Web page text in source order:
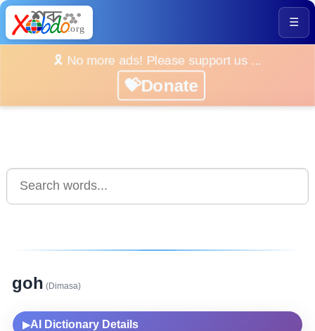
☰
🎗️ No more ads! Please support us ...
💝Donate
goh (Dimasa)
▶AI Dictionary Details